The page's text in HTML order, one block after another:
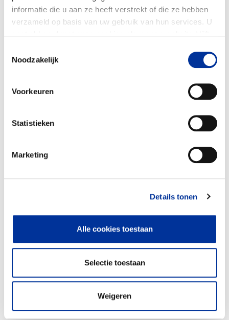
informatie die u aan ze heeft verstrekt of die ze hebben
verzameld op basis van uw gebruik van hun services. U
Noodzakelijk
Voorkeuren
Statistieken
Marketing
Details tonen
Alle cookies toestaan
Selectie toestaan
Weigeren
(Directe) dienst- en hulpverlening 90%
10%
partnerorganisaties. Bijvoorbeeld hulp aan
weeskinderen en zorg voor ouderen.
Steun aan basis- en voortgezet onderwijs en
partnerorganisaties.
Steun aan gezondheidszorg verzorgd door